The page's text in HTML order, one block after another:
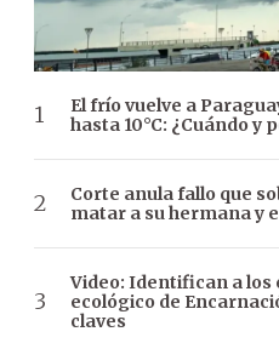
El frío vuelve a
hasta 10°C: ¿Cuándo y
Corte anula fallo que
matar a su hermana y
Video: Identifican a los
ecológico de
claves